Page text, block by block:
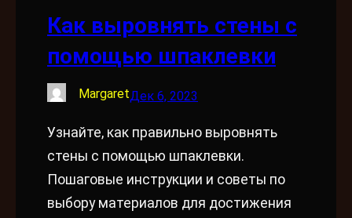
Как выровнять стены с
помощью шпаклевки
MargaretДек 6, 2023
Узнайте, как правильно выровнять
стены с помощью шпаклевки.
Пошаговые инструкции и советы по
выбору материалов для достижения